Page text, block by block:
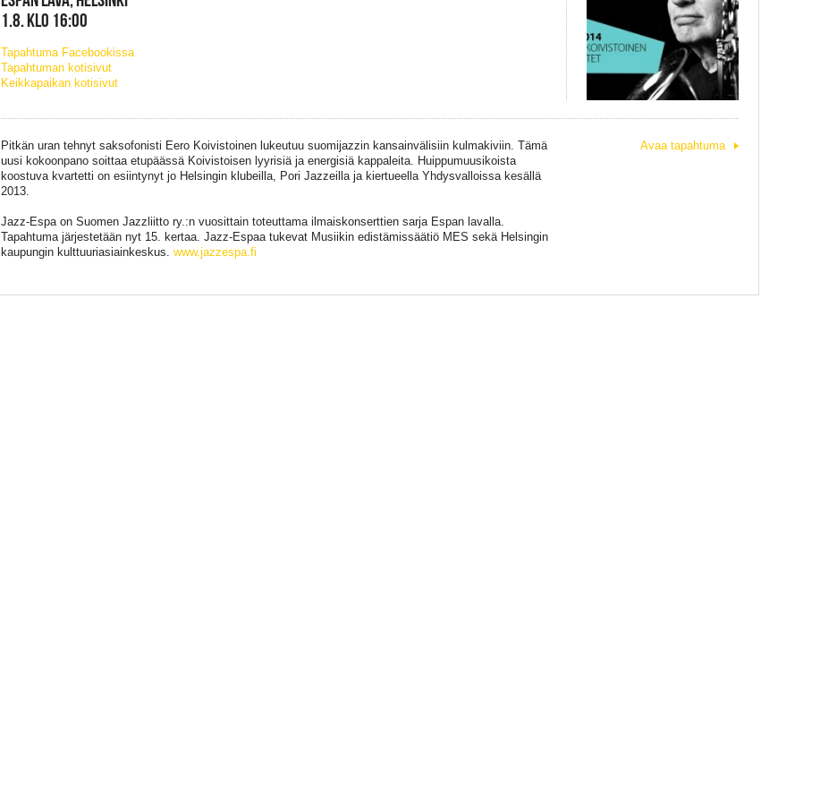
1.8. KLO 16:00
Tapahtuma Facebookissa
Tapahtuman kotisivut
Keikkapaikan kotisivut
Pitkän uran tehnyt saksofonisti Eero Koivistoinen lukeutuu suomijazzin kansainvälisiin kulmakiviin. Tämä
uusi kokoonpano soittaa etupäässä Koivistoisen lyyrisiä ja energisiä kappaleita. Huippumuusikoista
koostuva kvartetti on esiintynyt jo Helsingin klubeilla, Pori Jazzeilla ja kiertueella Yhdysvalloissa kesällä
2013.
Jazz-Espa on Suomen Jazzliitto ry.:n vuosittain toteuttama ilmaiskonserttien sarja Espan lavalla.
Tapahtuma järjestetään nyt 15. kertaa. Jazz-Espaa tukevat Musiikin edistämissäätiö MES sekä Helsingin
kaupungin kulttuuriasiainkeskus. www.jazzespa.fi
Avaa tapahtuma